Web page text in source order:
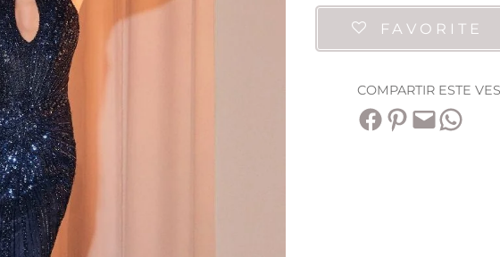
FAVORITE
COMPARTIR ESTE
Compartir en Facebook Compartir en Pinterest Envía esta página por correo electrónico Compartir en WhatsApp